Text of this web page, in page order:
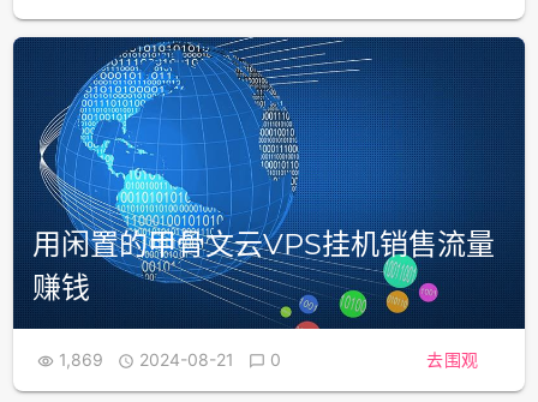
用闲置的甲骨文云VPS挂机销售流量
赚钱
 1,869  2024-08-21  0 去围观